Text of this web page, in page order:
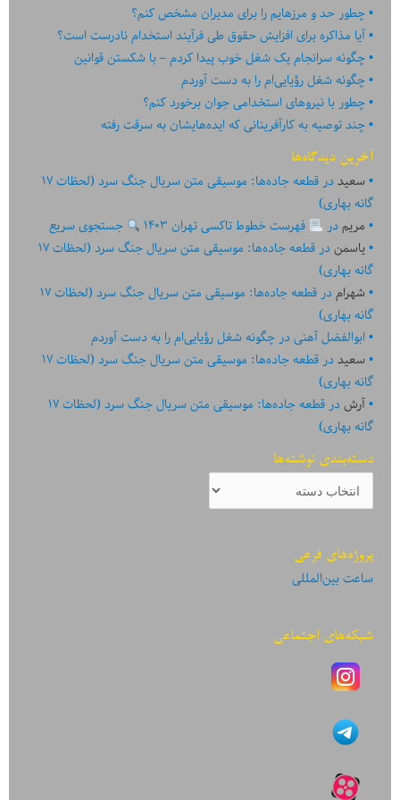
شود
چطور حد و مرزهایم را برای مدیران مشخص کنم؟
آیا مذاکره برای افزایش حقوق طی فرآیند استخدام نادرست است؟
چگونه سرانجام یک شغل خوب پیدا کردم – با شکستن قوانین
چگونه شغل رؤیایی‌ام را به دست آوردم
چطور با نیروهای استخدامی جوان برخورد کنم؟
چند توصیه به کارآفرینانی که ایده‏‏‌‏‏‌هایشان به سرقت رفته
آخرین دیدگاه‌ها
سعیددر
قطعه جاده‌ها: موسیقی متن سریال جنگ سرد (لحظات ۱۷
گانه بهاری)
مریمدر فهرست خطوط تاکسی تهران ۱۴۰۳
جستجوی سریع
یاسمندر
قطعه جاده‌ها: موسیقی متن سریال جنگ سرد (لحظات ۱۷
گانه بهاری)
شهرامدر
قطعه جاده‌ها: موسیقی متن سریال جنگ سرد (لحظات ۱۷
گانه بهاری)
ابوالفضل آهنیدرچگونه شغل رؤیایی‌ام را به دست آوردم
سعیددر
قطعه جاده‌ها: موسیقی متن سریال جنگ سرد (لحظات ۱۷
گانه بهاری)
آرشدر
قطعه جاده‌ها: موسیقی متن سریال جنگ سرد (لحظات ۱۷
گانه بهاری)
دسته‌بندی نوشته‌ها
دسته‌بندی
نوشته‌ها
پروژه‌های فرعی
ساعت بین‌المللی
شبکه‌های اجتماعی